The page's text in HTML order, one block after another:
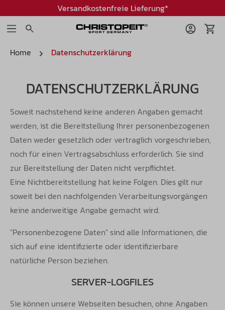
Versandkostenfreie Lieferung*
Home Datenschutzerklärung
DATENSCHUTZERKLÄRUNG
Soweit nachstehend keine anderen Angaben gemacht
werden, ist die Bereitstellung Ihrer personenbezogenen
Daten weder gesetzlich oder vertraglich vorgeschrieben,
noch für einen Vertragsabschluss erforderlich. Sie sind
zur Bereitstellung der Daten nicht verpflichtet.
Eine Nichtbereitstellung hat keine Folgen. Dies gilt nur
soweit bei den nachfolgenden Verarbeitungsvorgängen
keine anderweitige Angabe gemacht wird.
"Personenbezogene Daten" sind alle Informationen, die
sich auf eine identifizierte oder identifizierbare
natürliche Person beziehen.
SERVER-LOGFILES
Sie können unsere Webseiten besuchen, ohne Angaben